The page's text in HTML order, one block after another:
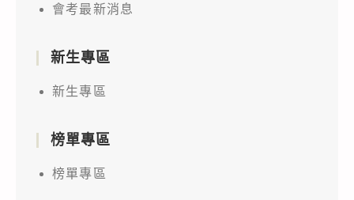
會考最新消息
新生專區
新生專區
榜單專區
榜單專區